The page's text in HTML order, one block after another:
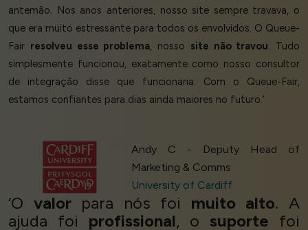
antemão. Nos anos anteriores, nosso site sempre travava, o
que era muito estressante para todos os envolvidos. O Queue-
Fair resolveu esse problema, nosso site não travou. Tudo
simplesmente funcionou, exatamente como nosso consultor
de integração disse que funcionaria. Com o Queue-Fair,
estamos confiantes para dias ainda maiores no futuro.’
Andy C - Deputy Head of
Marketing & Comms
University of Cardiff
‘O valorpara nós foi muito alto. A
ajuda foi profissional, o suporte foi